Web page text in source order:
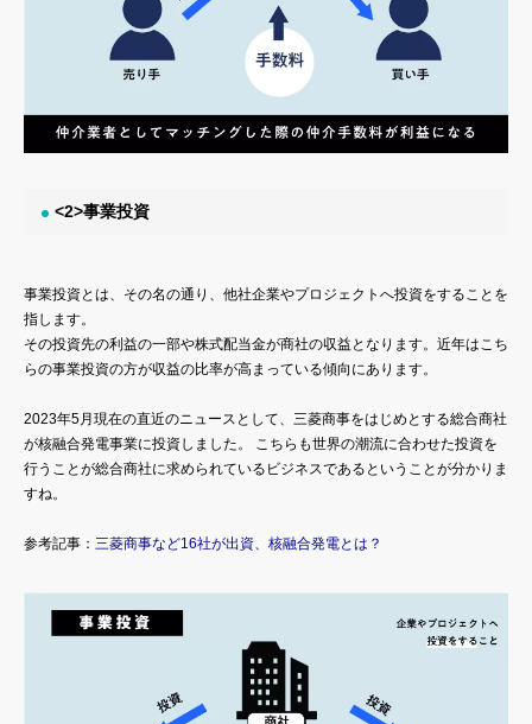
<2>事業投資
事業投資とは、その名の通り、他社企業やプロジェクトへ投資をすることを
指します。
その投資先の利益の一部や株式配当金が商社の収益となります。近年はこち
らの事業投資の方が収益の比率が高まっている傾向にあります。
2023年5月現在の直近のニュースとして、三菱商事をはじめとする総合商社
が核融合発電事業に投資しました。 こちらも世界の潮流に合わせた投資を
行うことが総合商社に求められているビジネスであるということが分かりま
すね。
参考記事： 三菱商事など16社が出資、核融合発電とは？